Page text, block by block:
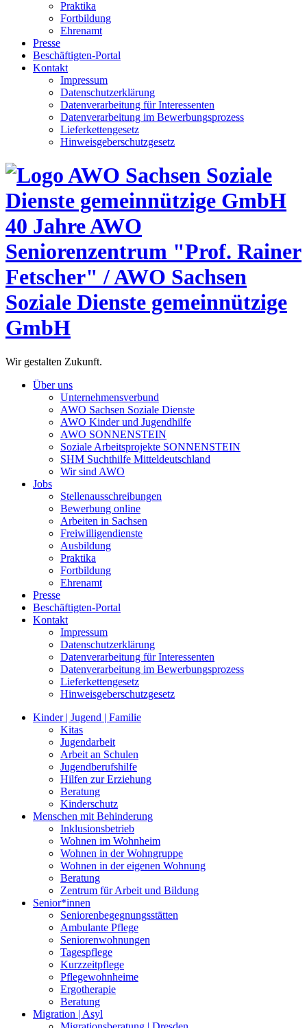
Praktika
Fortbildung
Ehrenamt
Presse
Beschäftigten-Portal
Kontakt
Impressum
Datenschutzerklärung
Datenverarbeitung für Interessenten
Datenverarbeitung im Bewerbungsprozess
Lieferkettengesetz
Hinweisgeberschutzgesetz
40 Jahre AWO
Seniorenzentrum "Prof. Rainer
Fetscher" / AWO Sachsen
Soziale Dienste gemeinnützige
GmbH
Wir gestalten Zukunft.
Über uns
Unternehmensverbund
AWO Sachsen Soziale Dienste
AWO Kinder und Jugendhilfe
AWO SONNENSTEIN
Soziale Arbeitsprojekte SONNENSTEIN
SHM Suchthilfe Mitteldeutschland
Wir sind AWO
Jobs
Stellenausschreibungen
Bewerbung online
Arbeiten in Sachsen
Freiwilligendienste
Ausbildung
Praktika
Fortbildung
Ehrenamt
Presse
Beschäftigten-Portal
Kontakt
Impressum
Datenschutzerklärung
Datenverarbeitung für Interessenten
Datenverarbeitung im Bewerbungsprozess
Lieferkettengesetz
Hinweisgeberschutzgesetz
Kinder | Jugend | Familie
Kitas
Jugendarbeit
Arbeit an Schulen
Jugendberufshilfe
Hilfen zur Erziehung
Beratung
Kinderschutz
Menschen mit Behinderung
Inklusionsbetrieb
Wohnen im Wohnheim
Wohnen in der Wohngruppe
Wohnen in der eigenen Wohnung
Beratung
Zentrum für Arbeit und Bildung
Senior*innen
Seniorenbegegnungsstätten
Ambulante Pflege
Seniorenwohnungen
Tagespflege
Kurzzeitpflege
Pflegewohnheime
Ergotherapie
Beratung
Migration | Asyl